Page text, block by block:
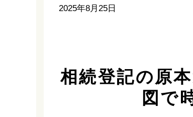
2025年8月25日
相続登記の原
図で